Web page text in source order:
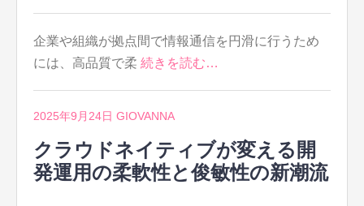
企業や組織が拠点間で情報通信を円滑に行うため
には、高品質で柔 続きを読む…
2025年9月24日 GIOVANNA
クラウドネイティブが変える開
発運用の柔軟性と俊敏性の新潮流